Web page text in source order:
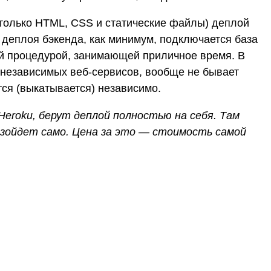
HTML, CSS и статические файлы) деплой
бэкенда, как минимум, подключается база
занимающей приличное время. В
веб-сервисов, вообще не бывает
(выкатывается) независимо.
берут деплой полностью на себя. Там
само. Цена за это — стоимость самой